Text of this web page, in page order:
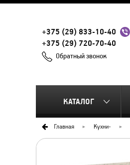
+375 (29) 833-10-40
+375 (29) 720-70-40
Обратный звонок
КАТАЛОГ
Главная Кухни-